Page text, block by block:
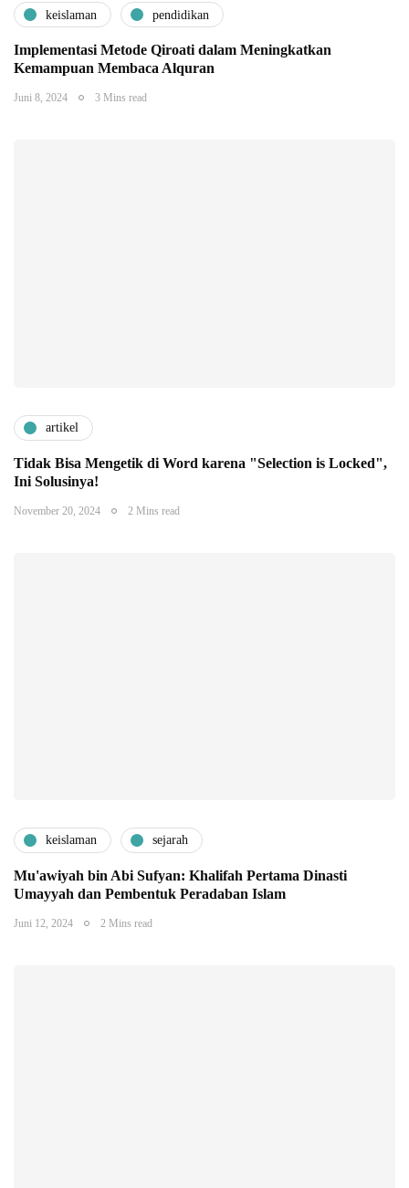
keislaman pendidikan
Implementasi Metode Qiroati dalam Meningkatkan
Kemampuan Membaca Alquran
Juni 8, 2024 3 Mins read
artikel
Tidak Bisa Mengetik di Word karena "Selection is Locked",
Ini Solusinya!
November 20, 2024 2 Mins read
keislaman sejarah
Mu'awiyah bin Abi Sufyan: Khalifah Pertama Dinasti
Umayyah dan Pembentuk Peradaban Islam
Juni 12, 2024 2 Mins read